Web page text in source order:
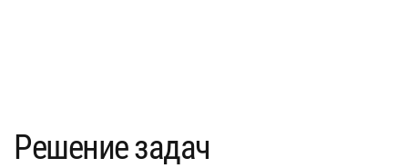
Решение задач